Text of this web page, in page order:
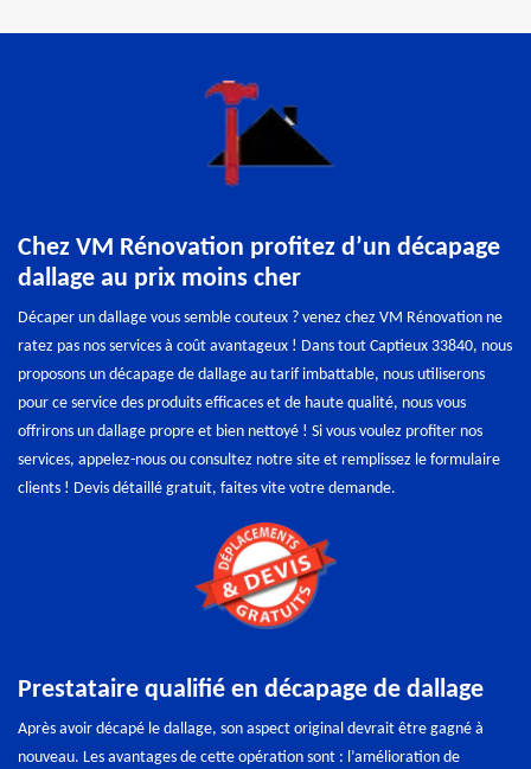
Chez VM Rénovation profitez d’un décapage
dallage au prix moins cher
Décaper un dallage vous semble couteux ? venez chez VM Rénovation ne
ratez pas nos services à coût avantageux ! Dans tout Captieux 33840, nous
proposons un décapage de dallage au tarif imbattable, nous utiliserons
pour ce service des produits efficaces et de haute qualité, nous vous
offrirons un dallage propre et bien nettoyé ! Si vous voulez profiter nos
services, appelez-nous ou consultez notre site et remplissez le formulaire
clients ! Devis détaillé gratuit, faites vite votre demande.
Prestataire qualifié en décapage de dallage
Après avoir décapé le dallage, son aspect original devrait être gagné à
nouveau. Les avantages de cette opération sont : l’amélioration de